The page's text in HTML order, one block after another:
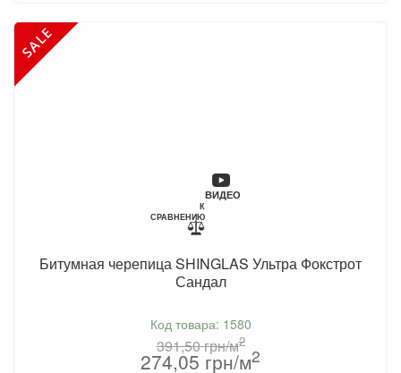
ВИДЕО
К
СРАВНЕНИЮ
Битумная черепица SHINGLAS Ультра Фокстрот
Сандал
Код товара: 1580
391,50грн/м2
274,05 грн/м2